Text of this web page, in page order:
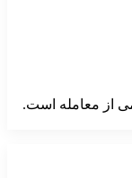
از معامله است.